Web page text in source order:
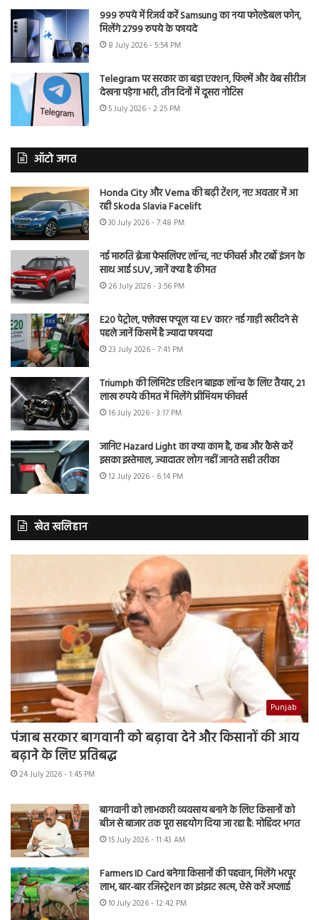
999 रुपये में रिजर्व करें Samsung का नया फोल्डेबल फोन,
मिलेंगे 2799 रुपये के फायदे
8 July 2026 - 5:54 PM
Telegram पर सरकार का बड़ा एक्शन, फिल्में और वेब सीरीज
देखना पड़ेगा भारी, तीन दिनों में दूसरा नोटिस
5 July 2026 - 2:25 PM
ऑटो जगत
Honda City और Verna की बढ़ी टेंशन, नए अवतार में आ
रही Skoda Slavia Facelift
30 July 2026 - 7:48 PM
नई मारुति ब्रेजा फेसलिफ्ट लॉन्च, नए फीचर्स और टर्बो इंजन के
साथ आई SUV, जानें क्या है कीमत
26 July 2026 - 3:56 PM
E20 पेट्रोल, फ्लेक्स फ्यूल या EV कार? नई गाड़ी खरीदने से
पहले जानें किसमें है ज्यादा फायदा
23 July 2026 - 7:41 PM
Triumph की लिमिटेड एडिशन बाइक लॉन्च के लिए तैयार, 21
लाख रुपये कीमत में मिलेंगे प्रीमियम फीचर्स
16 July 2026 - 3:17 PM
जानिए Hazard Light का क्या काम है, कब और कैसे करें
इसका इस्तेमाल, ज्यादातर लोग नहीं जानते सही तरीका
12 July 2026 - 6:14 PM
खेत खलिहान
Punjab
पंजाब सरकार बागवानी को बढ़ावा देने और किसानों की आय
बढ़ाने के लिए प्रतिबद्ध
24 July 2026 - 1:45 PM
बागवानी को लाभकारी व्यवसाय बनाने के लिए किसानों को
बीज से बाजार तक पूरा सहयोग दिया जा रहा है: मोहिंदर भगत
15 July 2026 - 11:43 AM
Farmers ID Card बनेगा किसानों की पहचान, मिलेंगे भरपूर
लाभ, बार-बार रजिस्ट्रेशन का झंझट खत्म, ऐसे करें अप्लाई
10 July 2026 - 12:42 PM